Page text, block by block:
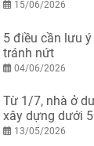
HÒA15/06/2026
5 điều cần lưu
tránh nứt
04/06/2026
Từ 1/7, nhà ở
xây dựng dưới
phép xây dựng
13/05/2026